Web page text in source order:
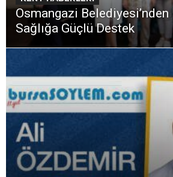
Osmangazi Belediyesi’nden
Sağlığa Güçlü Destek